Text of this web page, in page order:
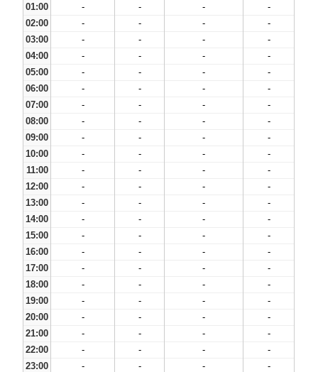
01:00
- - -
-
02:00
- - -
-
03:00
- - -
-
04:00
- - -
-
05:00
- - -
-
06:00
- - -
-
07:00
- - -
-
08:00
- - -
-
09:00
- - -
-
10:00
- - -
-
11:00
- - -
-
12:00
- - -
-
13:00
- - -
-
14:00
- - -
-
15:00
- - -
-
16:00
- - -
-
17:00
- - -
-
18:00
- - -
-
19:00
- - -
-
20:00
- - -
-
21:00
- - -
-
22:00
- - -
-
23:00
- - -
-